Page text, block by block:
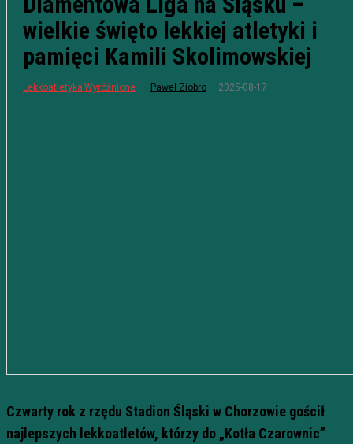
wielkie święto lekkiej atletyki i
pamięci Kamili Skolimowskiej
Lekkoatletyka Wyróżnione Paweł Ziobro 2025-08-17
Czwarty rok z rzędu Stadion Śląski w Chorzowie gościł
najlepszych lekkoatletów, którzy do „Kotła Czarownic”